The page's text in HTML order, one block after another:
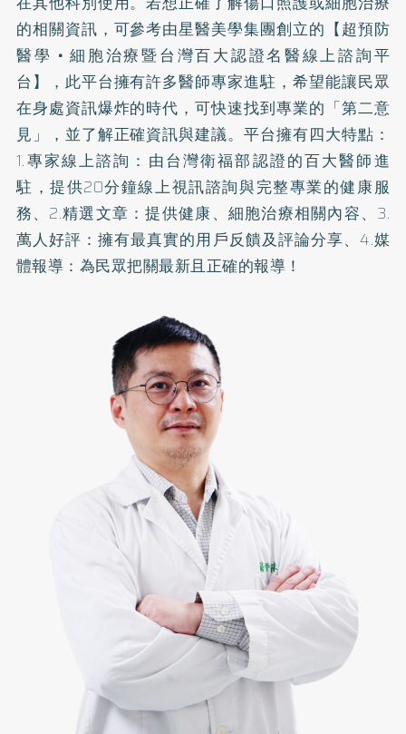
的相關資訊，可參考由星醫美學集團創立的【超預防
醫學 • 細胞治療暨台灣百大認證名醫線上諮詢平
台】，此平台擁有許多醫師專家進駐，希望能讓民眾
在身處資訊爆炸的時代，可快速找到專業的「第二意
見」，並了解正確資訊與建議。平台擁有四大特點：
1.專家線上諮詢：由台灣衛福部認證的百大醫師進
駐，提供20分鐘線上視訊諮詢與完整專業的健康服
務、2.精選文章：提供健康、細胞治療相關內容、3.
萬人好評：擁有最真實的用戶反饋及評論分享、4.媒
體報導：為民眾把關最新且正確的報導！